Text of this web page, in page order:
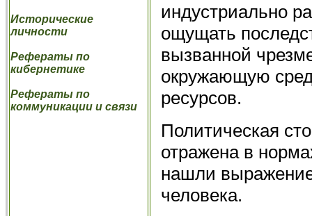
Исторические
личности
Рефераты по
кибернетике
Рефераты по
коммуникации и связи
индустриально
ощущать
вызванной
окружающую
ресурсов.
Политическая
отражена в
нашли
человека.